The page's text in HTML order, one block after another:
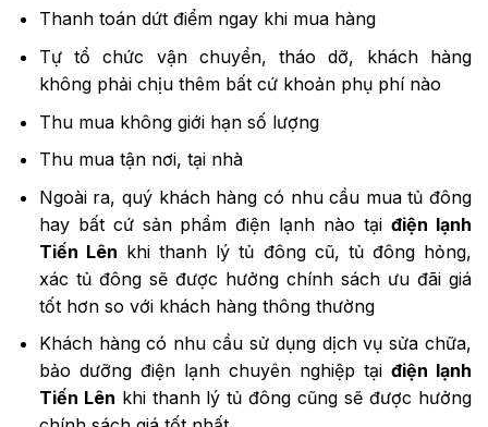
Thanh toán dứt điểm ngay khi mua hàng
Tự tổ chức vận chuyển, tháo dỡ, khách hàng
không phải chịu thêm bất cứ khoản phụ phí nào
Thu mua không giới hạn số lượng
Thu mua tận nơi, tại nhà
Ngoài ra, quý khách hàng có nhu cầu mua tủ đông
hay bất cứ sản phẩm điện lạnh nào tạiđiện lạnh
Tiến Lên khi thanh lý tủ đông cũ, tủ đông hỏng,
xác tủ đông sẽ được hưởng chính sách ưu đãi giá
tốt hơn so với khách hàng thông thường
Khách hàng có nhu cầu sử dụng dịch vụ sửa chữa,
bảo dưỡng điện lạnh chuyên nghiệp tại điện lạnh
Tiến Lên khi thanh lý tủ đông cũng sẽ được hưởng